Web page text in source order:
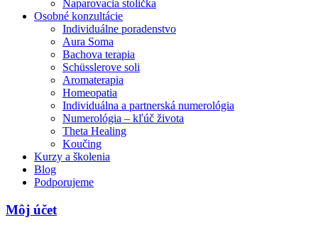
Naparovacia stolička
Osobné konzultácie
Individuálne poradenstvo
Aura Soma
Bachova terapia
Schüsslerove soli
Aromaterapia
Homeopatia
Individuálna a partnerská numerológia
Numerológia – kľúč života
Theta Healing
Koučing
Kurzy a školenia
Blog
Podporujeme
Môj účet